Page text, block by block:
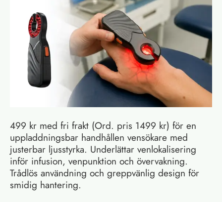
499 kr med fri frakt (Ord. pris 1499 kr) för en
uppladdningsbar handhållen vensökare med
justerbar ljusstyrka. Underlättar venlokalisering
inför infusion, venpunktion och övervakning.
Trådlös användning och greppvänlig design för
smidig hantering.